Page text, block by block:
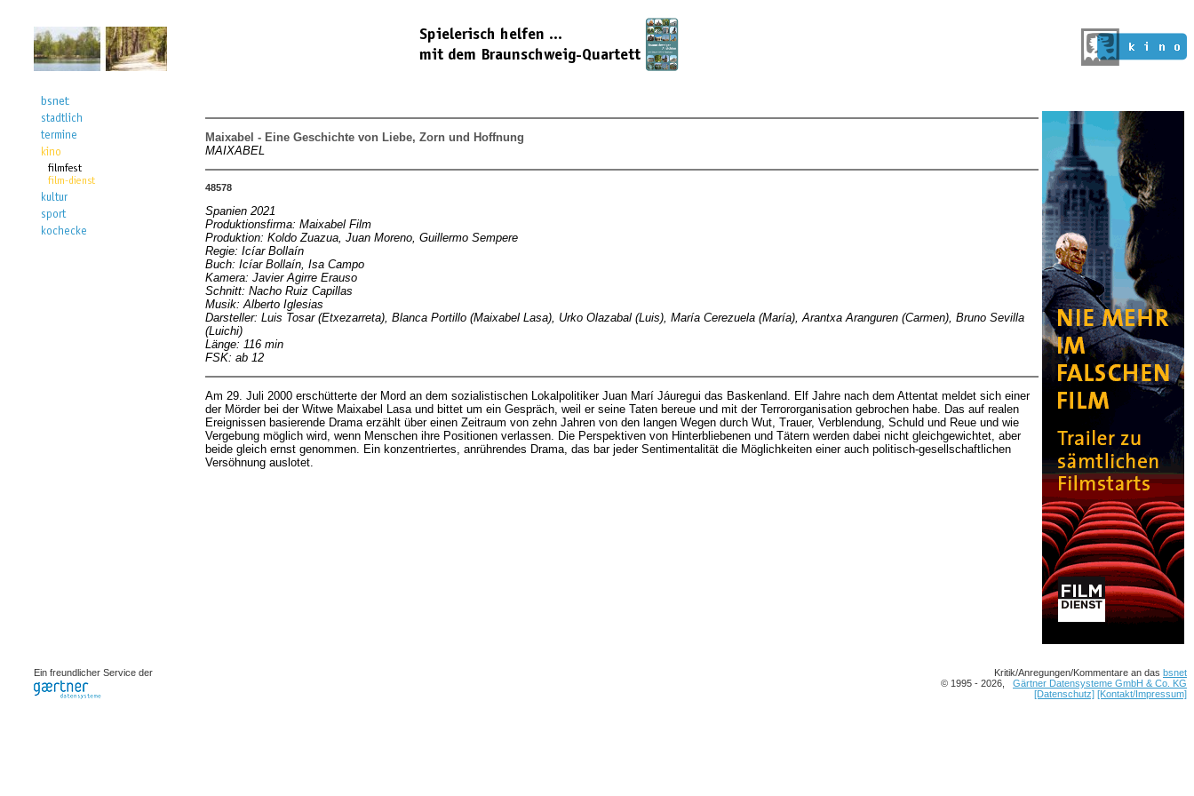
Maixabel - Eine Geschichte von Liebe, Zorn und Hoffnung
MAIXABEL
48578
Spanien 2021
Produktionsfirma: Maixabel Film
Produktion: Koldo Zuazua, Juan Moreno, Guillermo Sempere
Regie: Icíar Bollaín
Buch: Icíar Bollaín, Isa Campo
Kamera: Javier Agirre Erauso
Schnitt: Nacho Ruiz Capillas
Musik: Alberto Iglesias
Darsteller: Luis Tosar (Etxezarreta), Blanca Portillo (Maixabel Lasa), Urko Olazabal (Luis), María Cerezuela (María), Arantxa Aranguren (Carmen), Bruno Sevilla
(Luichi)
Länge: 116 min
FSK: ab 12
Am 29. Juli 2000 erschütterte der Mord an dem sozialistischen Lokalpolitiker Juan Marí Jáuregui das Baskenland. Elf Jahre nach dem Attentat meldet sich einer
der Mörder bei der Witwe Maixabel Lasa und bittet um ein Gespräch, weil er seine Taten bereue und mit der Terrororganisation gebrochen habe. Das auf realen
Ereignissen basierende Drama erzählt über einen Zeitraum von zehn Jahren von den langen Wegen durch Wut, Trauer, Verblendung, Schuld und Reue und wie
Vergebung möglich wird, wenn Menschen ihre Positionen verlassen. Die Perspektiven von Hinterbliebenen und Tätern werden dabei nicht gleichgewichtet, aber
beide gleich ernst genommen. Ein konzentriertes, anrührendes Drama, das bar jeder Sentimentalität die Möglichkeiten einer auch politisch-gesellschaftlichen
Versöhnung auslotet.
Ein freundlicher Service der Kritik/Anregungen/Kommentare an das bsnet
© 1995 - 2026, Gärtner Datensysteme GmbH & Co. KG
[Datenschutz] [Kontakt/Impressum]